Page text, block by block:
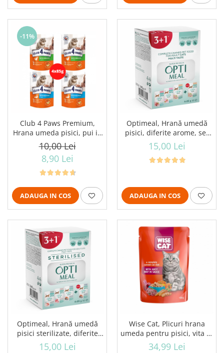
-11%
Club 4 Paws Premium,
Hrana umeda pisici, pui in
sos si somon in jeleu, set
4x85g
10,00 Lei
8,90 Lei
ADAUGA IN COS
Optimeal, Hrană umedă
pisici, diferite arome, set
Nr. 3, (3+1), 0.34kg
15,00 Lei
ADAUGA IN COS
Optimeal, Hrană umedă
pisici sterilizate, diferite
arome, (3+1), 0.34kg
15,00 Lei
Wise Cat, Plicuri hrana
umeda pentru pisici, vita in
sos, 24x100g
34,99 Lei